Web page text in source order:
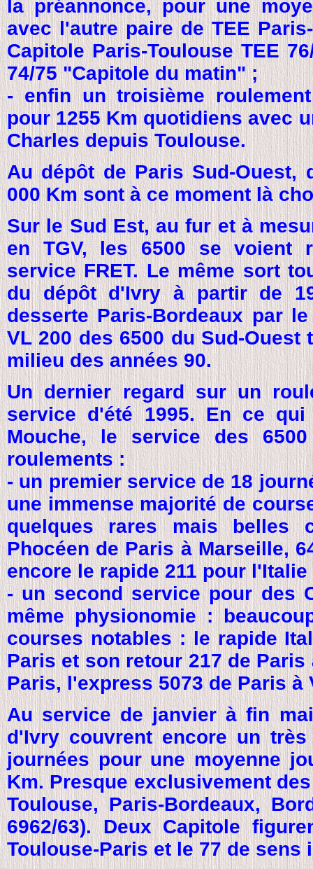
la préannonce, pour une
avec l'autre paire de TEE
Capitole Paris-Toulouse TEE
74/75 "Capitole du matin" ;
- enfin un troisième
pour 1255 Km quotidiens avec
Charles depuis Toulouse.
Au dépôt de Paris Sud-Ouest,
000 Km sont à ce moment là
Sur le Sud Est, au fur et à
en TGV, les 6500 se voient
service FRET. Le même sort
du dépôt d'Ivry à partir de
desserte Paris-Bordeaux par
VL 200 des 6500 du Sud-
milieu des années 90.
Un dernier regard sur un
service d'été 1995. En ce
Mouche, le service des
roulements :
- un premier service de 18
une immense majorité de
quelques rares mais belles
Phocéen de Paris à Marseille,
encore le rapide 211 pour
- un second service pour des
même physionomie :
courses notables : le rapide
Paris et son retour 217 de Paris
Paris, l'express 5073 de Paris à
Au service de janvier à fin
d'Ivry couvrent encore un
journées pour une moyenne
Km. Presque exclusivement
Toulouse, Paris-Bordeaux,
6962/63). Deux Capitole
Toulouse-Paris et le 77 de sens